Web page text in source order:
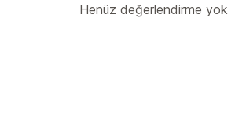
Henüz değerlendirme yok